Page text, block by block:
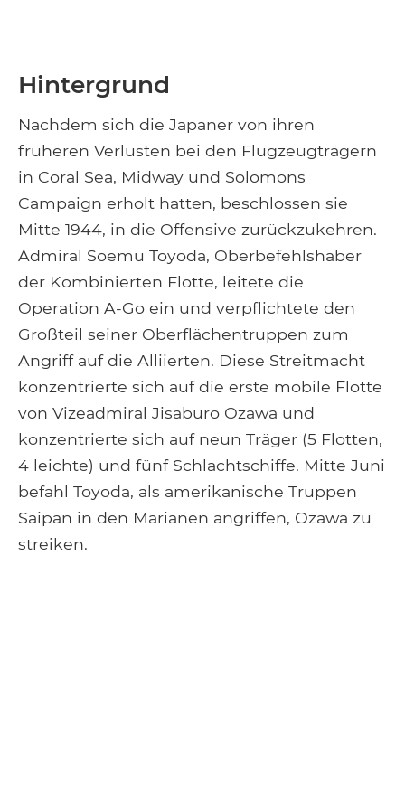
Hintergrund
Nachdem sich die Japaner von ihren
früheren Verlusten bei den Flugzeugträgern
in Coral Sea, Midway und Solomons
Campaign erholt hatten, beschlossen sie
Mitte 1944, in die Offensive zurückzukehren.
Admiral Soemu Toyoda, Oberbefehlshaber
der Kombinierten Flotte, leitete die
Operation A-Go ein und verpflichtete den
Großteil seiner Oberflächentruppen zum
Angriff auf die Alliierten. Diese Streitmacht
konzentrierte sich auf die erste mobile Flotte
von Vizeadmiral Jisaburo Ozawa und
konzentrierte sich auf neun Träger (5 Flotten,
4 leichte) und fünf Schlachtschiffe. Mitte Juni
befahl Toyoda, als amerikanische Truppen
Saipan in den Marianen angriffen, Ozawa zu
streiken.